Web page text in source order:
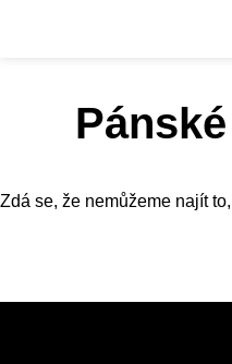
Zdá se, že nemůžeme najít